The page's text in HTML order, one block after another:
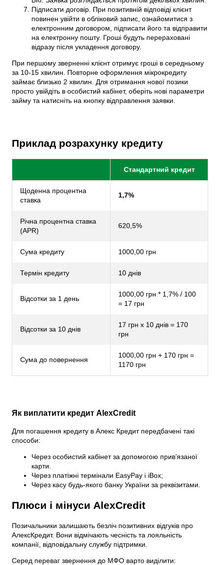
Підписати договір. При позитивній відповіді клієнт
повинен увійти в обліковий запис, ознайомитися з
електронним договором, підписати його та відправити
на електронну пошту. Гроші будуть перераховані
відразу після укладення договору.
При першому зверненні клієнт отримує гроші в середньому
за 10-15 хвилин. Повторне оформлення мікрокредиту
займає близько 2 хвилин. Для отримання нової позики
просто увійдіть в особистий кабінет, оберіть нові параметри
займу та натисніть на кнопку відправлення заявки.
Приклад розрахунку кредиту
Стандартний кредит
Щоденна процентна
ставка
1,7%
Річна процентна ставка
(APR)
620,5%
Сума кредиту 1000,00 грн
Термін кредиту 10 днів
Відсотки за 1 день
1000,00 грн * 1,7% / 100
= 17 грн
Відсотки за 10 днів
17 грн х 10 днів = 170
грн
Сума до повернення
1000,00 грн + 170 грн =
1170 грн
Як виплатити кредит AlexCredit
Для погашення кредиту в Алекс Кредит передбачені такі
способи:
Через особистий кабінет за допомогою прив’язаної
карти.
Через платіжні термінали EasyPay і iBox;
Через касу будь-якого банку України за реквізитами.
Плюси і мінуси AlexCredit
Позичальники залишають безліч позитивних відгуків про
АлексКредит. Вони відмічають чесність та лояльність
компанії, відповідальну службу підтримки.
Серед переваг звернення до МФО варто виділити: